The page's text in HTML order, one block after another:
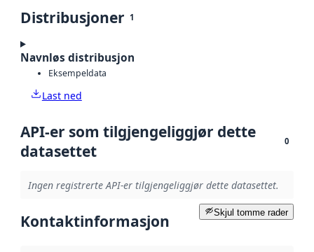
Distribusjoner 1
Navnløs distribusjon
Eksempeldata
Last ned
API-er som tilgjengeliggjør dette
datasettet
0
Ingen registrerte API-er tilgjengeliggjør dette datasettet.
Skjul tomme rader
Kontaktinformasjon